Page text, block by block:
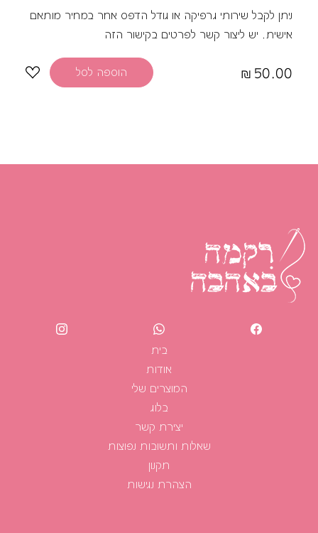
ניתן לקבל שירותי גרפיקה או גודל הדפס אחר במחיר מותאם
אישית. יש ליצור קשר לפרטים בקישור הזה
50.00 הוספה לסל
בית
אודות
המוצרים שלי
בלוג
יצירת קשר
שאלות ותשובות נפוצות
תקנון
הצהרת נגישות